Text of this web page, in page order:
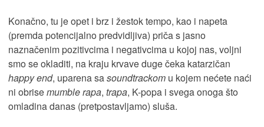
Konačno, tu je opet i brz i žestok tempo, kao i napeta
(premda potencijalno predvidljiva) priča s jasno
naznačenim pozitivcima i negativcima u kojoj nas, voljni
smo se okladiti, na kraju krvave duge čeka katarzičan
happy end, uparena sasoundtrackom u kojem nećete naći
ni obrisemumble rapa, trapa, K-popa i svega onoga što
omladina danas (pretpostavljamo) sluša.